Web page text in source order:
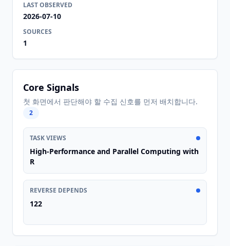
LAST OBSERVED
2026-07-10
SOURCES
1
Core Signals
첫 화면에서 판단해야 할 수집 신호를 먼저 배치합니다.
2
TASK VIEWS
High-Performance and Parallel Computing with
R
REVERSE DEPENDS
122